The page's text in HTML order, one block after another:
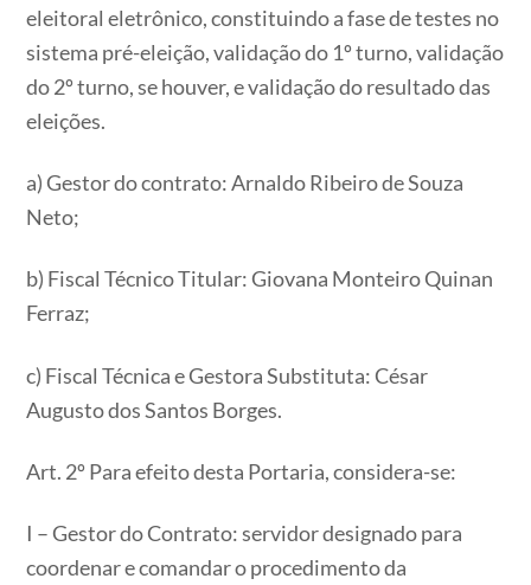
eleitoral eletrônico, constituindo a fase de testes no
sistema pré-eleição, validação do 1º turno, validação
do 2º turno, se houver, e validação do resultado das
eleições.
a) Gestor do contrato: Arnaldo Ribeiro de Souza
Neto;
b) Fiscal Técnico Titular: Giovana Monteiro Quinan
Ferraz;
c) Fiscal Técnica e Gestora Substituta: César
Augusto dos Santos Borges.
Art. 2º Para efeito desta Portaria, considera-se:
I – Gestor do Contrato: servidor designado para
coordenar e comandar o procedimento da